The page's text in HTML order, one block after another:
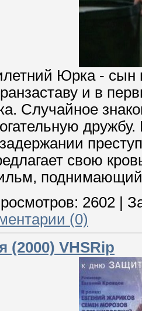
Юрка - сын
и в
Случайное
свою
поднимающий
2602
(0)
(2000) VHSRip